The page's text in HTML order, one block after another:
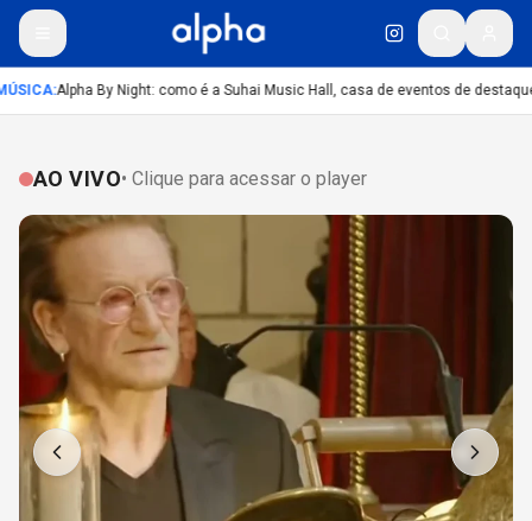
:Alpha By Night: como é a Suhai Music Hall, casa de eventos de destaque
AO VIVO• Clique para acessar o player